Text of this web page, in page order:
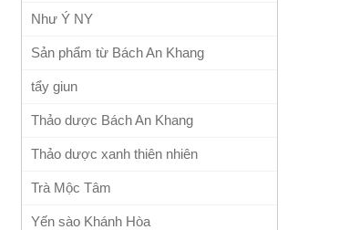
Như Ý NY
Sản phẩm từ Bách An Khang
tẩy giun
Thảo dược Bách An Khang
Thảo dược xanh thiên nhiên
Trà Mộc Tâm
Yến sào Khánh Hòa